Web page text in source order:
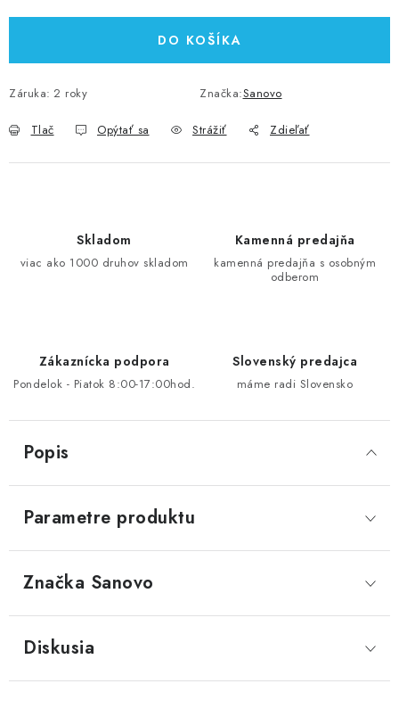
DO KOŠÍKA
Záruka: 2 roky Značka:Sanovo
Tlač Opýtať sa Strážiť Zdieľať
Skladom
viac ako 1000 druhov skladom
Kamenná predajňa
kamenná predajňa s osobným
odberom
Zákaznícka podpora
Pondelok - Piatok 8:00-17:00hod.
Slovenský predajca
máme radi Slovensko
Popis
Parametre produktu
Značka Sanovo
Diskusia